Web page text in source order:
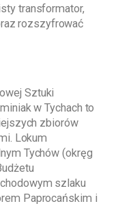
transformator,
rozszyfrować
Sztuki
w Tychach to
zbiorów
Lokum
Tychów (okręg
szlaku
Paprocańskim i